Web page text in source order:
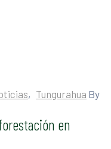
‚ Tungurahua By
en